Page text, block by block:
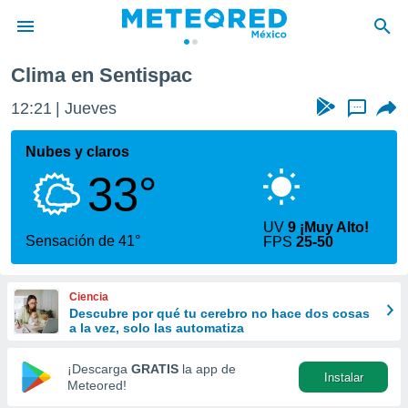
de
ha sido
calidad.
a este
las
y
forma
digital
basada
Clima en Sentispac
12:21 Jueves ...
Nubes y claros
33°
Sensación de 41°
UV9 ¡Muy Alto!
FPS25-50
Ciencia
Descubre por qué tu cerebro no hace dos cosas
a la vez, solo las automatiza
¡Descarga GRATIS la app de
Meteored!
Instalar